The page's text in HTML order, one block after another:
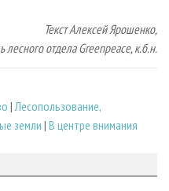
Текст Алексей Ярошенко,
лесного отдела Greenpeace, к.б.н.
|Лесопользование,
земли | В центре внимания